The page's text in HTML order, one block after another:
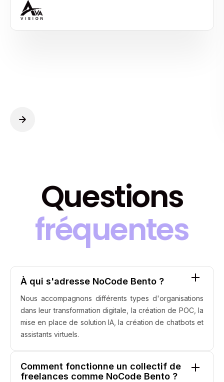
Questions
fréquentes
À qui s'adresse NoCode Bento ?
Nous accompagnons différents types d'organisations
dans leur transformation digitale, la création de POC, la
mise en place de solution IA, la création de chatbots et
assistants virtuels.
Comment fonctionne un collectif de
freelances comme NoCode Bento ?